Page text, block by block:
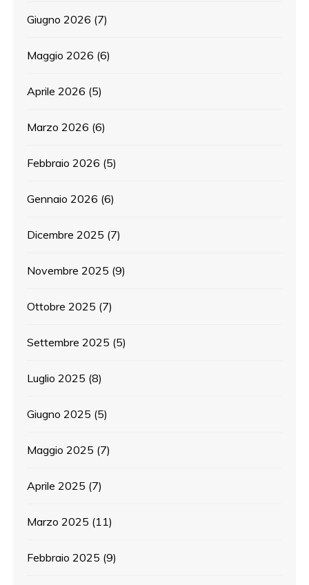
Giugno 2026 (7)
Maggio 2026 (6)
Aprile 2026 (5)
Marzo 2026 (6)
Febbraio 2026 (5)
Gennaio 2026 (6)
Dicembre 2025 (7)
Novembre 2025 (9)
Ottobre 2025 (7)
Settembre 2025 (5)
Luglio 2025 (8)
Giugno 2025 (5)
Maggio 2025 (7)
Aprile 2025 (7)
Marzo 2025 (11)
Febbraio 2025 (9)